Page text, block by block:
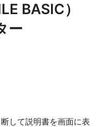
BASIC）
ー
して説明書を画面に表